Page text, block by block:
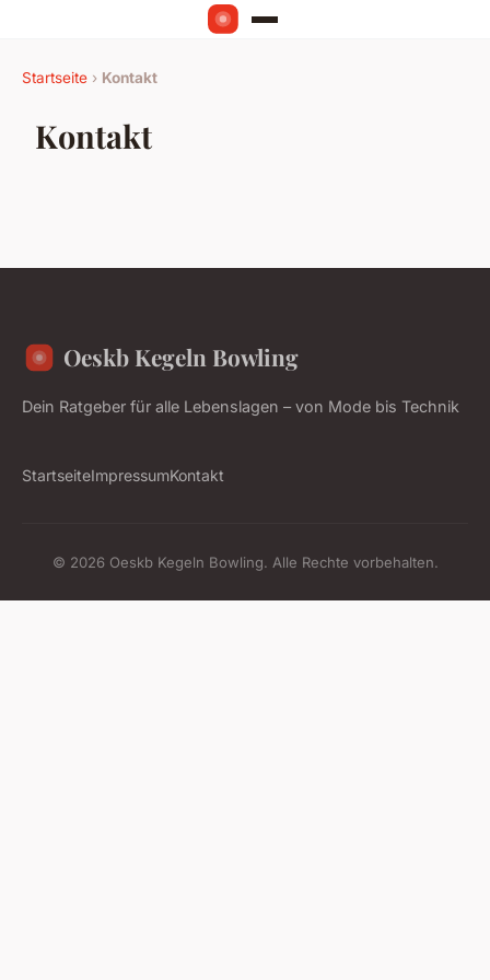
Startseite › Kontakt
Kontakt
Oeskb Kegeln Bowling
Dein Ratgeber für alle Lebenslagen – von Mode bis Technik
StartseiteImpressumKontakt
© 2026 Oeskb Kegeln Bowling. Alle Rechte vorbehalten.